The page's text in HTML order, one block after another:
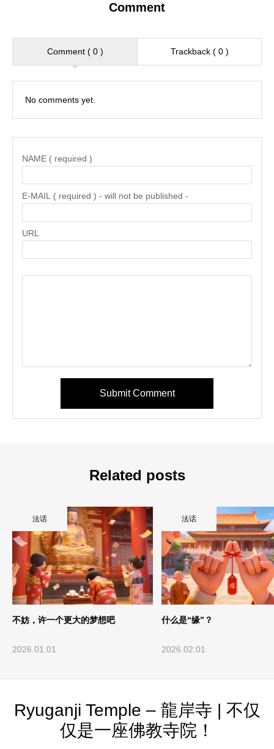
Comment
Comment ( 0 ) Trackback ( 0 )
No comments yet.
NAME ( required )
E-MAIL ( required ) - will not be published -
URL
Submit Comment
Related posts
不妨，许一个更大的梦想吧
2026.01.01
法话
什么是“缘”？
2026.02.01
法话
Ryuganji Temple – 龍岸寺 | 不仅
仅是一座佛教寺院！